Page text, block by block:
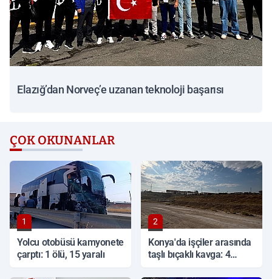
Elazığ’dan Norveç’e uzanan teknoloji başarısı
ÇOK OKUNANLAR
1
Yolcu otobüsü kamyonete
çarptı: 1 ölü, 15 yaralı
2
Konya'da işçiler arasında
taşlı bıçaklı kavga: 4